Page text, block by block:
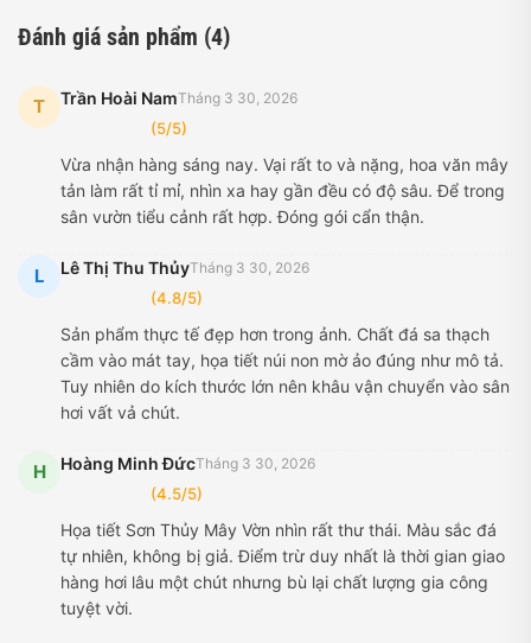
Đánh giá sản phẩm (4)
T Trần Hoài NamTháng 3 30, 2026
(5/5)
Vừa nhận hàng sáng nay. Vại rất to và nặng, hoa văn mây
tản làm rất tỉ mỉ, nhìn xa hay gần đều có độ sâu. Để trong
sân vườn tiểu cảnh rất hợp. Đóng gói cẩn thận.
L Lê Thị Thu ThủyTháng 3 30, 2026
(4.8/5)
Sản phẩm thực tế đẹp hơn trong ảnh. Chất đá sa thạch
cầm vào mát tay, họa tiết núi non mờ ảo đúng như mô tả.
Tuy nhiên do kích thước lớn nên khâu vận chuyển vào sân
hơi vất vả chút.
H Hoàng Minh ĐứcTháng 3 30, 2026
(4.5/5)
Họa tiết Sơn Thủy Mây Vờn nhìn rất thư thái. Màu sắc đá
tự nhiên, không bị giả. Điểm trừ duy nhất là thời gian giao
hàng hơi lâu một chút nhưng bù lại chất lượng gia công
tuyệt vời.